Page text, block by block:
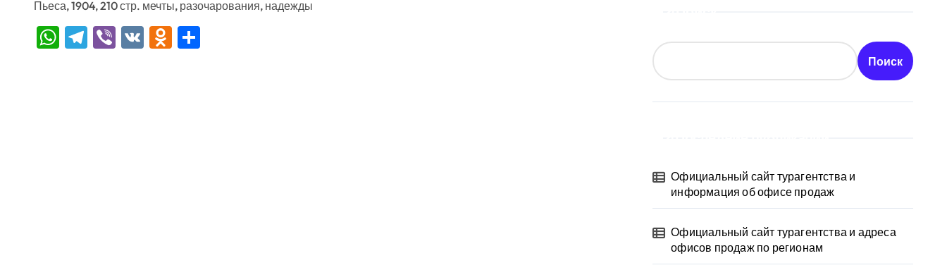
Пьеса, 1904, 210 стр. мечты, разочарования, надежды
WhatsApp
Telegram
Viber
VK Odnoklassniki
Поиск
Официальный сайт турагентства и
информация об офисе продаж
Официальный сайт турагентства и адреса
офисов продаж по регионам